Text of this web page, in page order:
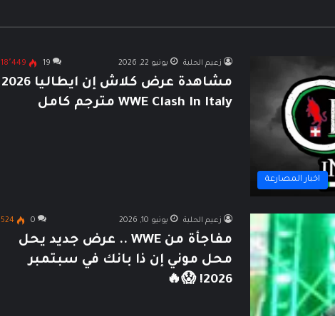
اخبار المصارعة
زعيم الحلبة يونيو 22, 2026 19 18٬449
مشاهدة عرض كلاش إن ايطاليا 2026
WWE Clash In Italy مترجم كامل
زعيم الحلبة يونيو 10, 2026 0
524
مفاجأة من WWE .. عرض جديد يحل
محل موني إن ذا بانك في سبتمبر
2026! 😱🔥